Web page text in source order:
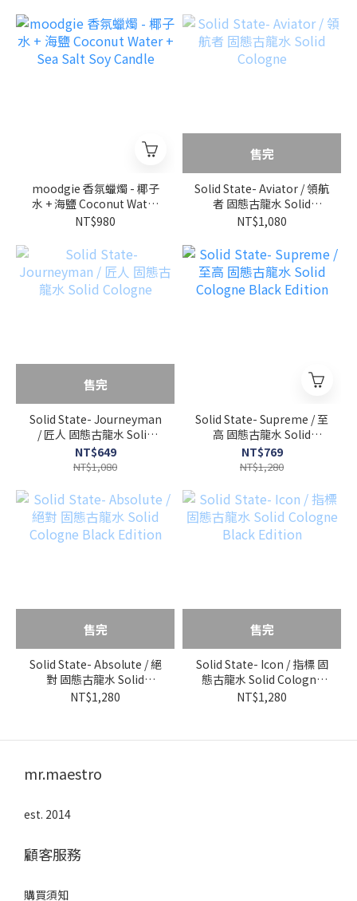
moodgie 香氛蠟燭 - 椰子
水 + 海鹽 Coconut Water
+ Sea Salt Soy Candle
NT$980
售完
Solid State- Aviator / 領航
者 固態古龍水 Solid
Cologne
NT$1,080
售完
Solid State- Journeyman
/ 匠人 固態古龍水 Solid
Cologne
NT$649
NT$1,080
Solid State- Supreme / 至
高 固態古龍水 Solid
Cologne Black Edition
NT$769
NT$1,280
售完
Solid State- Absolute / 絕
對 固態古龍水 Solid
Cologne Black Edition
NT$1,280
售完
Solid State- Icon / 指標 固
態古龍水 Solid Cologne
Black Edition
NT$1,280
mr.maestro
est. 2014
顧客服務
購買須知